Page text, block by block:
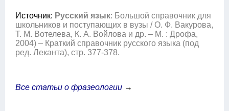
Источник: Русский язык: Большой справочник для
школьников и поступающих в вузы / О. Ф. Вакурова,
Т. М. Вотелева, К. А. Войлова и др. – М. : Дрофа,
2004) – Краткий справочник русского языка (под
ред. Леканта), стр. 377-378.
Все статьи о фразеологии →